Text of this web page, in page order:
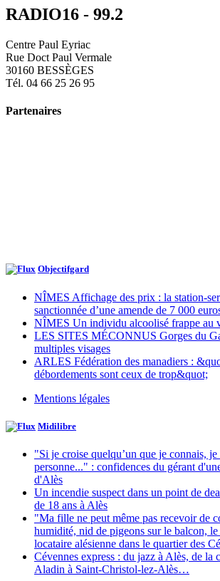
RADIO16 - 99.2
Centre Paul Eyriac
Rue Doct Paul Vermale
30160 BESSÈGES
Tél. 04 66 25 26 95
Partenaires
Objectifgard
NÎMES Affichage des prix : la station-
sanctionnée d’une amende de 7 000
NÎMES Un individu alcoolisé frappe au
LES SITES MÉCONNUS Gorges du
multiples visages
ARLES Fédération des manadiers :
débordements sont ceux de trop&quot;
Mentions légales
Midilibre
"Si je croise quelqu’un que je connais, je
personne..." : confidences du gérant
d'Alès
Un incendie suspect dans un point de
de 18 ans à Alès
"Ma fille ne peut même pas recevoir de
humidité, nid de pigeons sur le balcon, le
locataire alésienne dans le quartier des
Cévennes express : du jazz à Alès, de la
Aladin à Saint-Christol-lez-Alès…